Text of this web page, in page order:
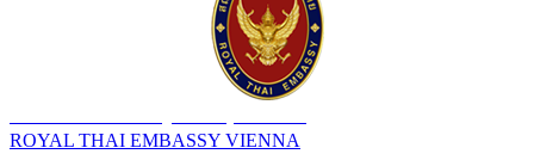
ROYAL THAI EMBASSY VIENNA